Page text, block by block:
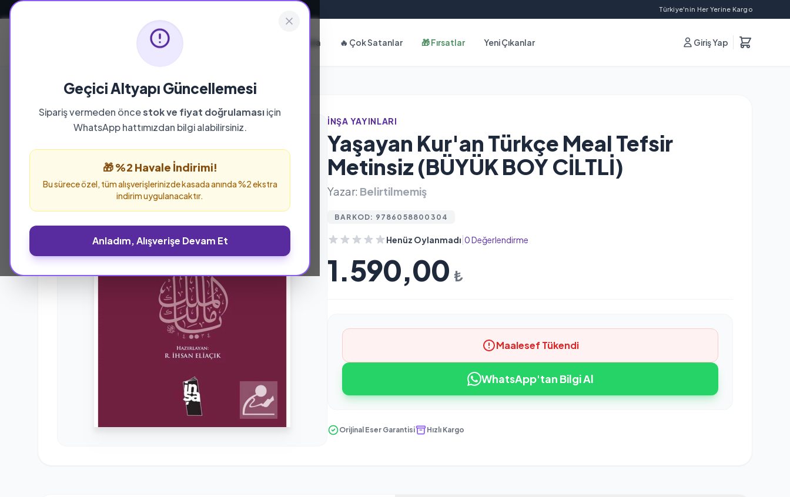
Geçici Altyapı Güncellemesi
Sipariş vermeden öncestok ve fiyat doğrulamasıiçin
WhatsApp hattımızdan bilgi alabilirsiniz.
🎁 %2 Havale İndirimi!
Bu sürece özel, tüm alışverişlerinizde kasada anında %2 ekstra
indirim uygulanacaktır.
Anladım, Alışverişe Devam Et
Türkiye'nin Her Yerine Kargo
Hakkımızda 🔥 Çok Satanlar 🎁 Fırsatlar Yeni Çıkanlar Giriş Yap
İNŞA YAYINLARI
Yaşayan Kur'an Türkçe Meal Tefsir
Metinsiz (BÜYÜK BOY CİLTLİ)
Yazar: Belirtilmemiş
BARKOD: 9786058800304
Henüz Oylanmadı 0 Değerlendirme
1.590,00 ₺
Maalesef Tükendi
WhatsApp'tan Bilgi Al
Orijinal Eser Garantisi Hızlı Kargo